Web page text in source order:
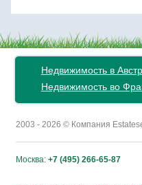
Недвижимость в
Недвижимость во
2003 - 2026 © Компания
Москва: +7 (495) 266-65-87